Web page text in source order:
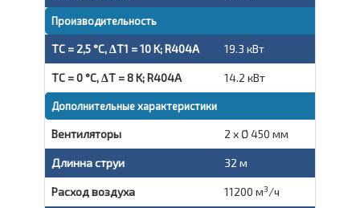
Производительность
TC = 2,5 °C, ΔT1 = 10 K; R404A 19.3 кВт
TC = 0 °C, ΔT = 8 K; R404A 14.2 кВт
Дополнительные характеристики
Вентиляторы 2 x Ø 450 мм
Длинна струи 32 м
Расход воздуха 11200 м3/ч